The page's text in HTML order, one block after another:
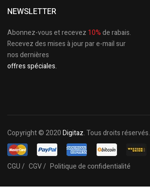
NEWSLETTER
Abonnez-vous et recevez 10%de rabais.
Recevez des mises à jour par e-mail sur
nos dernières
offres spéciales.
Copyright © 2020Digitaz. Tous droits réservés.
CGU / CGV / Politique de confidentialité